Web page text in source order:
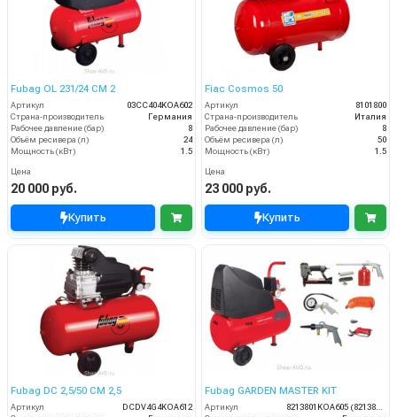
Fubag OL 231/24 CM 2
Артикул
03CC404KOA602
Страна-производитель
Германия
Рабочее давление (бар)
8
Объём ресивера (л)
24
Мощность (кВт)
1.5
Цена
20 000 руб.
Купить
Fiac Cosmos 50
Артикул
8101800
Страна-производитель
Италия
Рабочее давление (бар)
8
Объём ресивера (л)
50
Мощность (кВт)
1.5
Цена
23 000 руб.
Купить
Fubag DC 2,5/50 CM 2,5
Артикул
DCDV4G4KOA612
Fubag GARDEN MASTER KIT
Артикул